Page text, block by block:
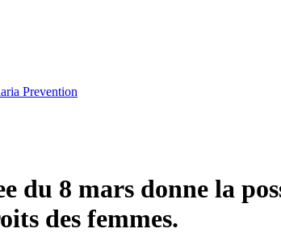
Prevention
du 8 mars donne la
des femmes.